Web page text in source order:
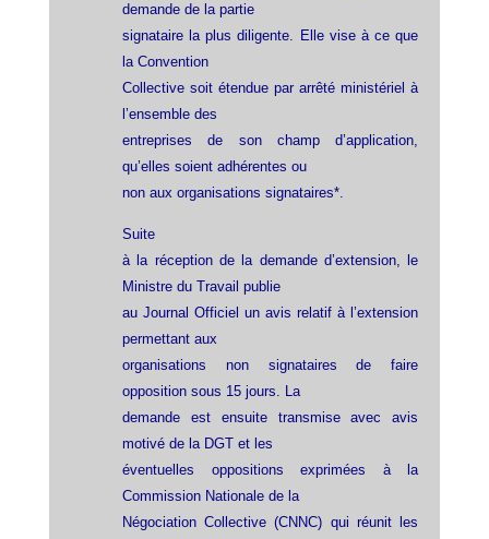
demande de la partie
signataire la plus diligente. Elle vise à ce que
la Convention
Collective soit étendue par arrêté ministériel à
l’ensemble des
entreprises de son champ d’application,
qu’elles soient adhérentes ou
non aux organisations signataires*.
Suite
à la réception de la demande d’extension, le
Ministre du Travail publie
au Journal Officiel un avis relatif à l’extension
permettant aux
organisations non signataires de faire
opposition sous 15 jours. La
demande est ensuite transmise avec avis
motivé de la DGT et les
éventuelles oppositions exprimées à la
Commission Nationale de la
Négociation Collective (CNNC) qui réunit les